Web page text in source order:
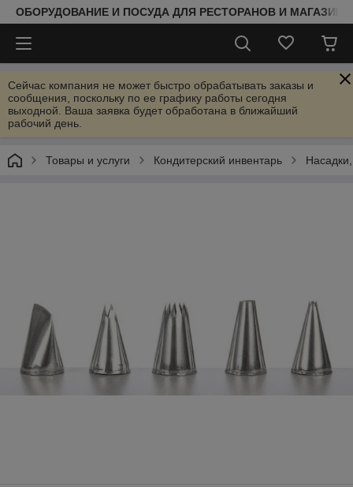
ОБОРУДОВАНИЕ И ПОСУДА ДЛЯ РЕСТОРАНОВ И
Сейчас компания не может быстро обрабатывать заказы и
сообщения, поскольку по ее графику работы сегодня
выходной. Ваша заявка будет обработана в ближайший
рабочий день.
Товары и услуги Кондитерский инвентарь